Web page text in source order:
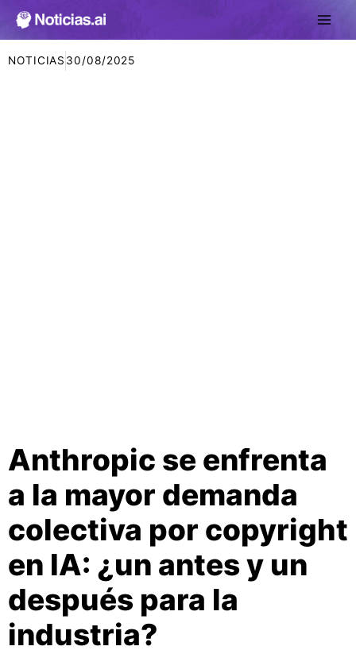
NOTICIAS 30/08/2025
Anthropic se enfrenta
a la mayor demanda
colectiva por copyright
en IA: ¿un antes y un
después para la
industria?